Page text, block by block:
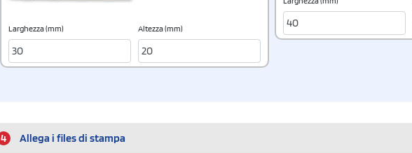
Larghezza (mm) Altezza (mm)
4 Allega i files di stampa